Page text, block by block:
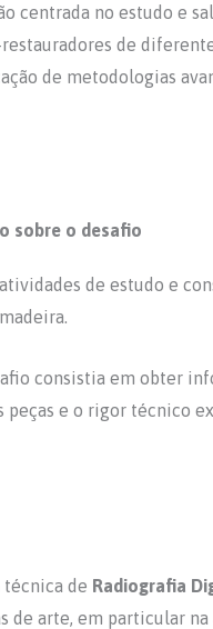
centrada no estudo e
de
de metodologias
sobre o desafio
de estudo e
consistia em obter
peças e o rigor técnico
técnica de Radiografia
de arte, em particular